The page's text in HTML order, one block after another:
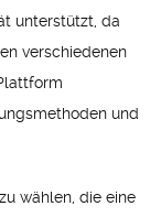
unterstützt, da
verschiedenen
und
wählen, die eine